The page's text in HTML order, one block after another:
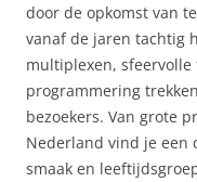
door de opkomst van
vanaf de jaren tachtig
multiplexen,
programmering
bezoekers. Van grote
Nederland vind je een
smaak en